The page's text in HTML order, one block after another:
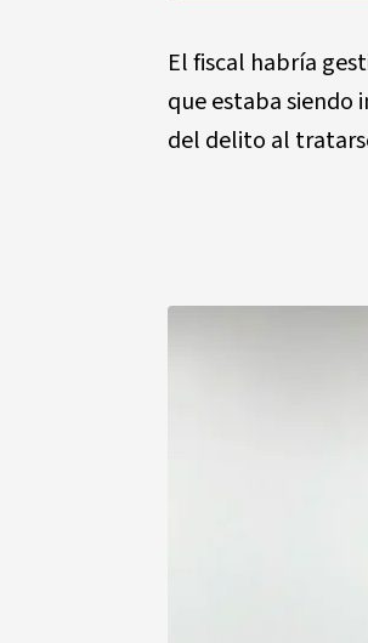
El fiscal habría
que estaba siendo
del delito al